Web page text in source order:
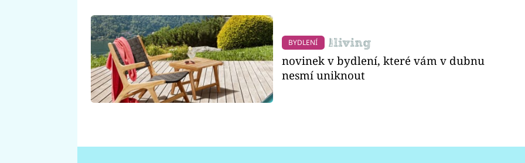
BYDLENÍ
novinek v bydlení, které vám v dubnu
nesmí uniknout